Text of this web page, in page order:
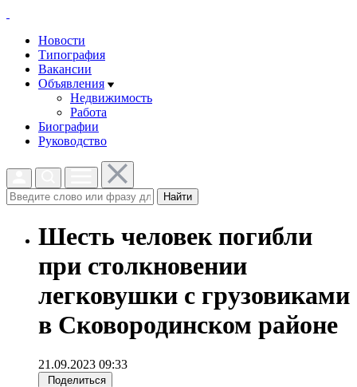
Новости
Типография
Вакансии
Объявления
Недвижимость
Работа
Биографии
Руководство
Найти
Шесть человек погибли
при столкновении
легковушки с грузовиками
в Сковородинском районе
21.09.2023 09:33
Поделиться